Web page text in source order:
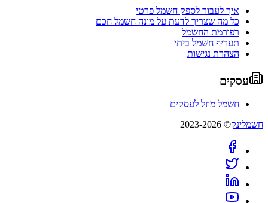
איך לעבור לספק חשמל פרטי
כל מה שצריך לדעת על מונה חשמל חכם
רפורמת החשמל
תעריף חשמל ביתי
הצהרת נגישות
עסקים
חשמל מוזל לעסקים
חשמלינק© 2023-2026